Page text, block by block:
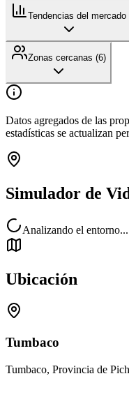
Tendencias del mercado
Zonas cercanas (6)
Datos agregados de las
estadísticas se actualizan
Simulador de
Analizando el entorno...
Ubicación
Tumbaco
Tumbaco, Provincia de